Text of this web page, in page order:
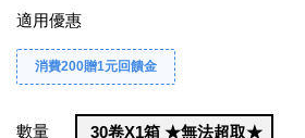
適用優惠
消費200贈1元回饋金
數量 30卷X1箱 ★無法超取★